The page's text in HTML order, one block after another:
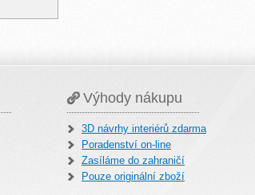
Výhody nákupu
3D návrhy interiérů zdarma
Poradenství on-line
Zasíláme do zahraničí
Pouze originální zboží